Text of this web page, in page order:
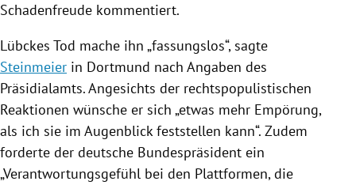
Schadenfreude kommentiert.
Lübckes Tod mache ihn „fassungslos“, sagte
Steinmeier in Dortmund nach Angaben des
Präsidialamts. Angesichts der rechtspopulistischen
Reaktionen wünsche er sich „etwas mehr Empörung,
als ich sie im Augenblick feststellen kann“. Zudem
forderte der deutsche Bundespräsident ein
„Verantwortungsgefühl bei den Plattformen, die